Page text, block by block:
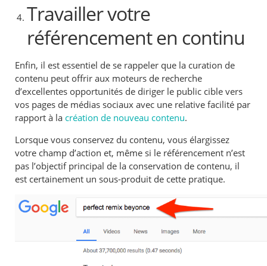
Travailler votre
référencement en continu
Enfin, il est essentiel de se rappeler que la curation de
contenu peut offrir aux moteurs de recherche
d’excellentes opportunités de diriger le public cible vers
vos pages de médias sociaux avec une relative facilité par
rapport à la création de nouveau contenu.
Lorsque vous conservez du contenu, vous élargissez
votre champ d’action et, même si le référencement n’est
pas l’objectif principal de la conservation de contenu, il
est certainement un sous-produit de cette pratique.